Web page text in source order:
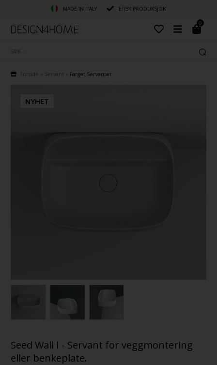
MADE IN ITALY ETISK PRODUKSJON
0
Forside Servant Farget Servanter
NYHET
Seed Wall I - Servant for veggmontering
eller benkeplate.